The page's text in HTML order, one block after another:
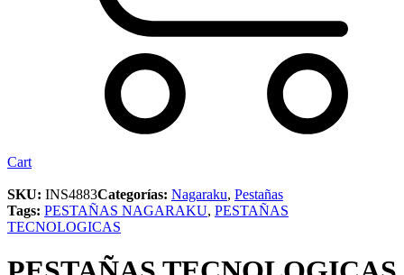
Cart
SKU: INS4883Categorías: Nagaraku, Pestañas
Tags: PESTAÑAS NAGARAKU, PESTAÑAS
TECNOLOGICAS